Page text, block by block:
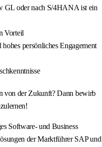
GL oder nach S/4HANA ist ein
Vorteil
persönliches Engagement
von der Zukunft? Dann bewirb
Software- und Business
der Marktführer SAP und